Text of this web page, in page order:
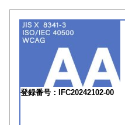
登録番号：IFC20242102-00